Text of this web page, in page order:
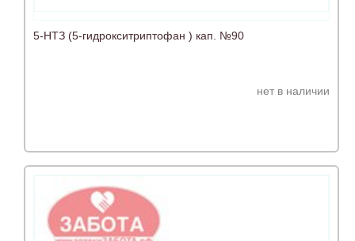
5-НТЗ (5-гидрокситриптофан ) кап. №90
нет в наличии